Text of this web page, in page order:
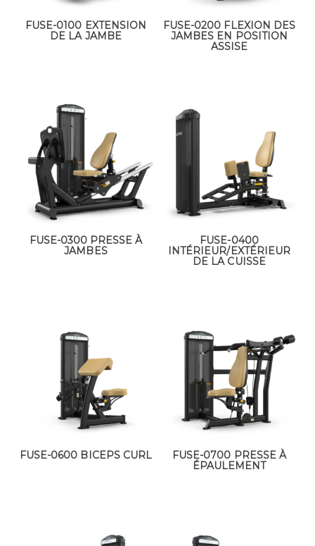
FUSE-0100 EXTENSION
DE LA JAMBE
FUSE-0200 FLEXION DES
JAMBES EN POSITION
ASSISE
FUSE-0300 PRESSE À
JAMBES
FUSE-0400
INTÉRIEUR/EXTÉRIEUR
DE LA CUISSE
FUSE-0600 BICEPS CURL
FUSE-0700 PRESSE À
ÉPAULEMENT